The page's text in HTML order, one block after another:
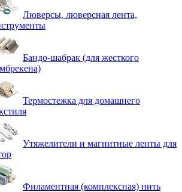
Люверсы, люверсная лента,
Бандо-шабрак (для жесткого
Термостежка для домашнего
Утяжелители и магнитные ленты для
Филаментная (комплексная) нить